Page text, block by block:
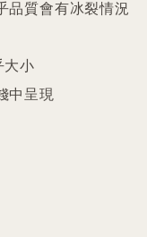
品質會有冰裂情況
大小
中呈現